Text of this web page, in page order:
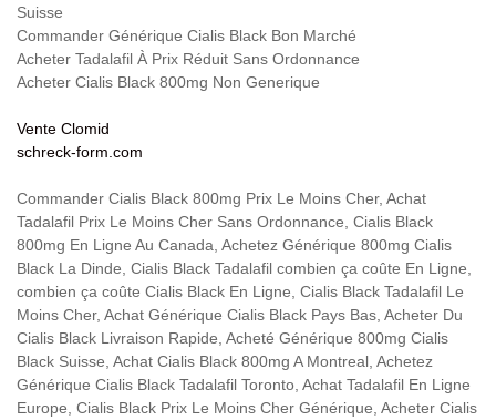
Suisse
Commander Générique Cialis Black Bon Marché
Acheter Tadalafil À Prix Réduit Sans Ordonnance
Acheter Cialis Black 800mg Non Generique
Vente Clomid
schreck-form.com
Commander Cialis Black 800mg Prix Le Moins Cher, Achat
Tadalafil Prix Le Moins Cher Sans Ordonnance, Cialis Black
800mg En Ligne Au Canada, Achetez Générique 800mg Cialis
Black La Dinde, Cialis Black Tadalafil combien ça coûte En Ligne,
combien ça coûte Cialis Black En Ligne, Cialis Black Tadalafil Le
Moins Cher, Achat Générique Cialis Black Pays Bas, Acheter Du
Cialis Black Livraison Rapide, Acheté Générique 800mg Cialis
Black Suisse, Achat Cialis Black 800mg A Montreal, Achetez
Générique Cialis Black Tadalafil Toronto, Achat Tadalafil En Ligne
Europe, Cialis Black Prix Le Moins Cher Générique, Acheter Cialis